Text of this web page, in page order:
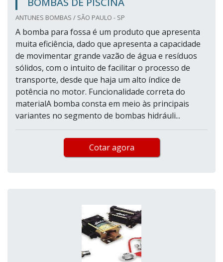
ANTUNES BOMBAS / SÃO PAULO - SP
A bomba para fossa é um produto que apresenta
muita eficiência, dado que apresenta a capacidade
de movimentar grande vazão de água e resíduos
sólidos, com o intuito de facilitar o processo de
transporte, desde que haja um alto índice de
potência no motor. Funcionalidade correta do
materialA bomba consta em meio às principais
variantes no segmento de bombas hidráuli...
Cotar agora